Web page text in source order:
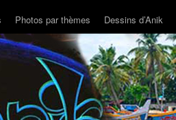
Photos par thèmes Dessins d’Anik